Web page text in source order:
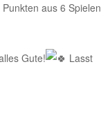
aus 6 Spielen
Gute!
Lasst